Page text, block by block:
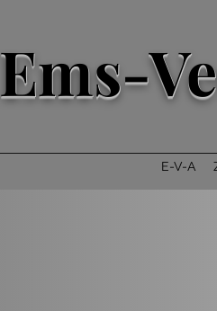
Ems-
E-V-A